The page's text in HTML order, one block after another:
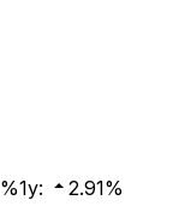
%1y: 2.91%